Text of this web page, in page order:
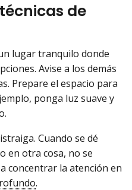
de
lugar tranquilo donde
Avise a los demás
Prepare el espacio para
ponga luz suave y
Cuando se dé
en otra cosa, no se
concentrar la atención en
.